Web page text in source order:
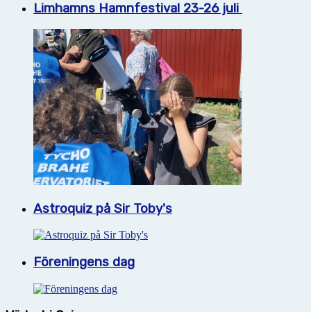
Limhamns Hamnfestival 23-26 juli
Astroquiz på Sir Toby's
Föreningens dag